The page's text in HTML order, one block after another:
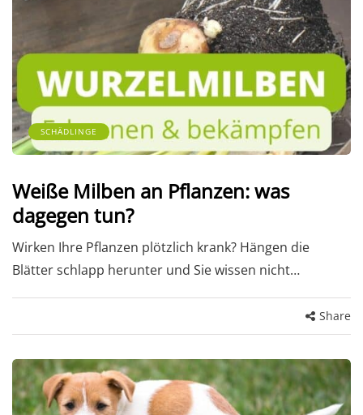
SCHÄDLINGE
Weiße Milben an Pflanzen: was
dagegen tun?
Wirken Ihre Pflanzen plötzlich krank? Hängen die
Blätter schlapp herunter und Sie wissen nicht…
Share